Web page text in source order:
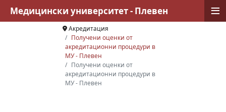
Акредитация
Получени оценки от
акредитационни процедури в
МУ - Плевен
Получени оценки от
акредитационни процедури в
МУ - Плевен
Медицински университет - Плевен ≡